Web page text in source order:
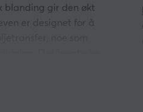
blanding gir den økt
er designet for å